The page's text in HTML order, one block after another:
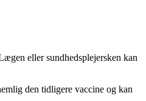
eller sundhedsplejersken kan
den tidligere vaccine og kan